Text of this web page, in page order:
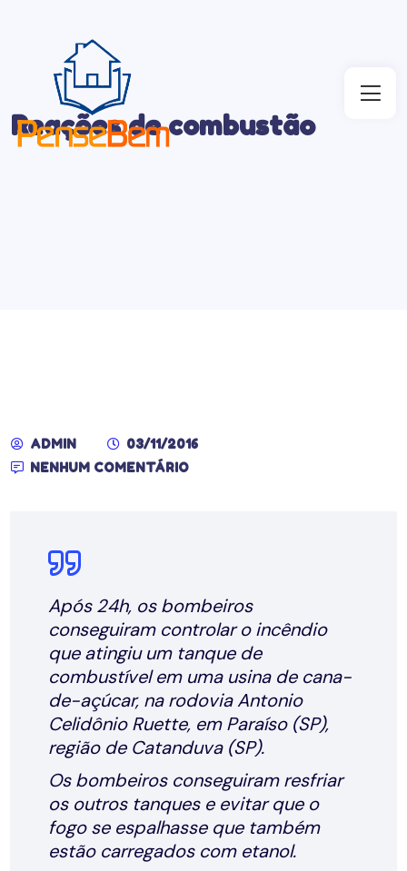
Reações de combustão
ADMIN
03/11/2016
NENHUM COMENTÁRIO
Após 24h, os bombeiros
conseguiram controlar o incêndio
que atingiu um tanque de
combustível em uma usina de cana-
de-açúcar, na rodovia Antonio
Celidônio Ruette, em Paraíso (SP),
região de Catanduva (SP).
Os bombeiros conseguiram resfriar
os outros tanques e evitar que o
fogo se espalhasse que também
estão carregados com etanol.